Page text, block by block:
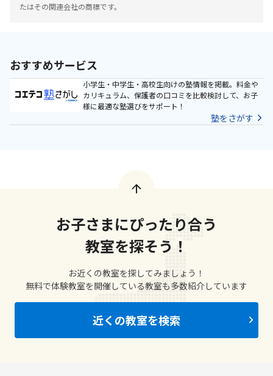
たはその関連会社の商標です。
おすすめサービス
小学生・中学生・高校生向けの塾情報を掲載。料金や
カリキュラム、保護者の口コミを比較検討して、お子
様に最適な塾選びをサポート！
塾をさがす
お子さまにぴったり合う
教室を探そう！
お近くの教室を探してみましょう！
無料で体験教室を開催している教室も多数紹介しています
近くの教室を検索